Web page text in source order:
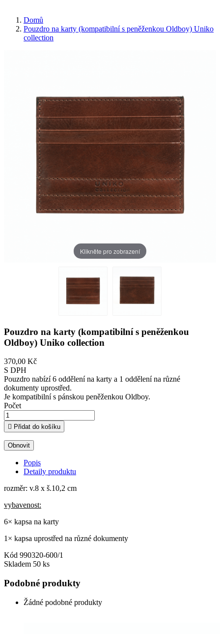
Domů
Pouzdro na karty (kompatibilní s peněženkou Oldboy) Uniko
collection
Klikněte pro zobrazení
Pouzdro na karty (kompatibilní s peněženkou
Oldboy) Uniko collection
370,00 Kč
S DPH
Pouzdro nabízí 6 oddělení na karty a 1 oddělení na různé
dokumenty uprostřed.
Je kompatibilní s pánskou peněženkou Oldboy.
Počet
 Přidat do košíku
Popis
Detaily produktu
rozměr: v.8 x š.10,2 cm
vybavenost:
6× kapsa na karty
1× kapsa uprostřed na různé dokumenty
Kód 990320-600/1
Skladem 50 ks
Podobné produkty
Žádné podobné produkty